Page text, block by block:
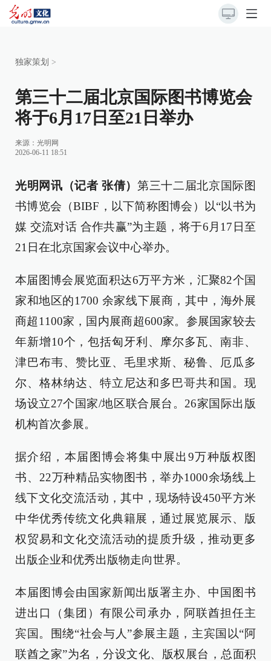
独家策划 >
第三十二届北京国际图书博览会
将于6月17日至21日举办
来源： 光明网
2026-06-11 18:51
光明网讯（记者 张倩）第三十二届北京国际图
书博览会（BIBF，以下简称图博会）以“以书为
媒 交流对话 合作共赢”为主题，将于6月17日至
21日在北京国家会议中心举办。
本届图博会展览面积达6万平方米，汇聚82个国
家和地区的1700 余家线下展商，其中，海外展
商超1100家，国内展商超600家。参展国家较去
年新增10个，包括匈牙利、摩尔多瓦、南非、
津巴布韦、赞比亚、毛里求斯、秘鲁、厄瓜多
尔、格林纳达、特立尼达和多巴哥共和国。现
场设立27个国家/地区联合展台。26家国际出版
机构首次参展。
据介绍，本届图博会将集中展出9万种版权图
书、22万种精品实物图书，举办1000余场线上
线下文化交流活动，其中，现场特设450平方米
中华优秀传统文化典籍展，通过展览展示、版
权贸易和文化交流活动的提质升级，推动更多
出版企业和优秀出版物走向世界。
本届图博会由国家新闻出版署主办、中国图书
进出口（集团）有限公司承办，阿联酋担任主
宾国。围绕“社会与人”参展主题，主宾国以“阿
联酋之家”为名，分设文化、版权展台，总面积